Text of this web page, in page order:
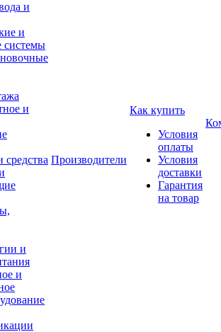
и
и
системы
и
средства
и
и
Производители
Как купить
Условия
оплаты
Условия
доставки
Гарантия
на товар